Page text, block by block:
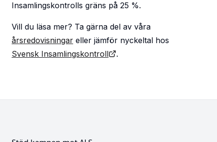
Insamlingskontrolls gräns på 25 %.
Vill du läsa mer? Ta gärna del av våra
årsredovisningar eller jämför nyckeltal hos
Svensk Insamlingskontroll
.